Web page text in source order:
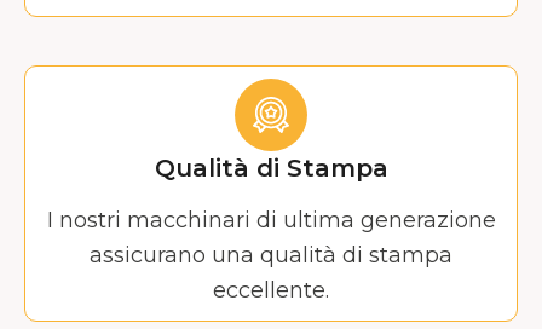
Qualità di Stampa
I nostri macchinari di ultima generazione
assicurano una qualità di stampa
eccellente.